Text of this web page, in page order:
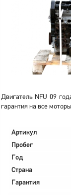
Двигатель NFU 09
гарантия на все
Артикул
Пробег
Год
Страна
Гарантия